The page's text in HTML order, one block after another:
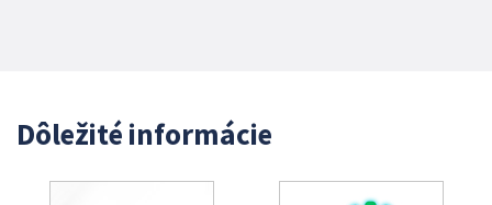
Dôležité informácie